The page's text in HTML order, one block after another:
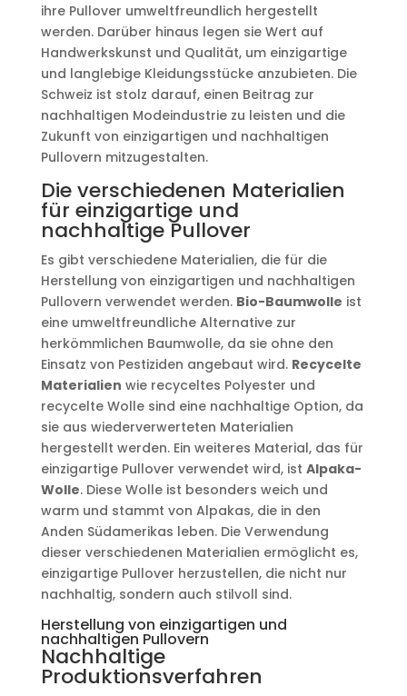
ihre Pullover umweltfreundlich hergestellt
werden. Darüber hinaus legen sie Wert auf
Handwerkskunst und Qualität, um einzigartige
und langlebige Kleidungsstücke anzubieten. Die
Schweiz ist stolz darauf, einen Beitrag zur
nachhaltigen Modeindustrie zu leisten und die
Zukunft von einzigartigen und nachhaltigen
Pullovern mitzugestalten.
Die verschiedenen Materialien
für einzigartige und
nachhaltige Pullover
Es gibt verschiedene Materialien, die für die
Herstellung von einzigartigen und nachhaltigen
Pullovern verwendet werden. Bio-Baumwolle ist
eine umweltfreundliche Alternative zur
herkömmlichen Baumwolle, da sie ohne den
Einsatz von Pestiziden angebaut wird. Recycelte
Materialien wie recyceltes Polyester und
recycelte Wolle sind eine nachhaltige Option, da
sie aus wiederverwerteten Materialien
hergestellt werden. Ein weiteres Material, das für
einzigartige Pullover verwendet wird, ist Alpaka-
Wolle. Diese Wolle ist besonders weich und
warm und stammt von Alpakas, die in den
Anden Südamerikas leben. Die Verwendung
dieser verschiedenen Materialien ermöglicht es,
einzigartige Pullover herzustellen, die nicht nur
nachhaltig, sondern auch stilvoll sind.
Herstellung von einzigartigen und
nachhaltigen Pullovern
Nachhaltige
Produktionsverfahren